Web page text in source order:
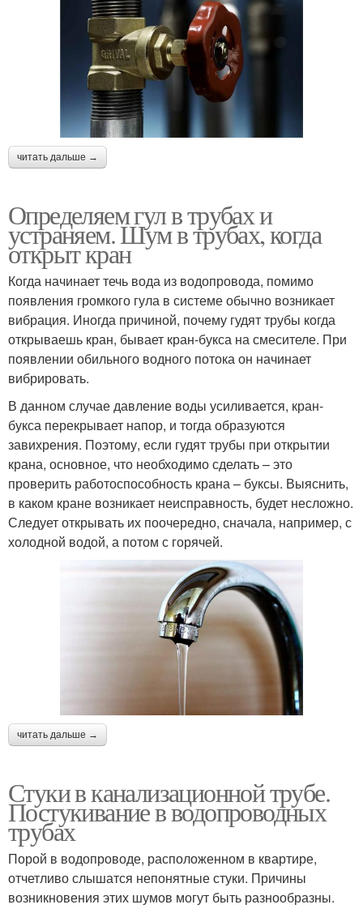
читать дальше →
Определяем гул в трубах и
устраняем. Шум в трубах, когда
открыт кран
Когда начинает течь вода из водопровода, помимо
появления громкого гула в системе обычно возникает
вибрация. Иногда причиной, почему гудят трубы когда
открываешь кран, бывает кран-букса на смесителе. При
появлении обильного водного потока он начинает
вибрировать.
В данном случае давление воды усиливается, кран-
букса перекрывает напор, и тогда образуются
завихрения. Поэтому, если гудят трубы при открытии
крана, основное, что необходимо сделать – это
проверить работоспособность крана – буксы. Выяснить,
в каком кране возникает неисправность, будет несложно.
Следует открывать их поочередно, сначала, например, с
холодной водой, а потом с горячей.
читать дальше →
Стуки в канализационной трубе.
Постукивание в водопроводных
трубах
Порой в водопроводе, расположенном в квартире,
отчетливо слышатся непонятные стуки. Причины
возникновения этих шумов могут быть разнообразны.